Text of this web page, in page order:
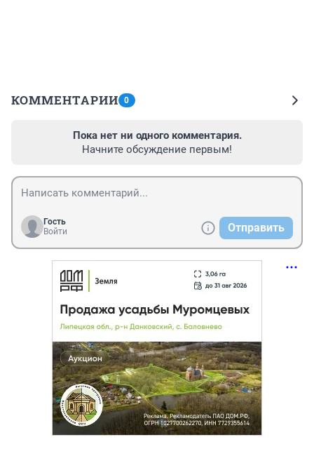
КОММЕНТАРИИ 0
Пока нет ни одного комментария.
Начните обсуждение первым!
Гость
Войти
Отправить